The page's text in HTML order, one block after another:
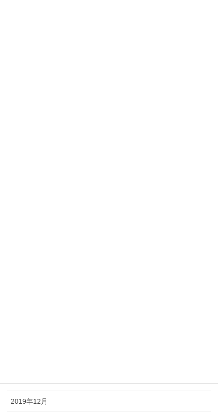
2019年12月